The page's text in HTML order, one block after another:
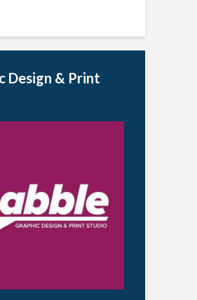
Design & Print